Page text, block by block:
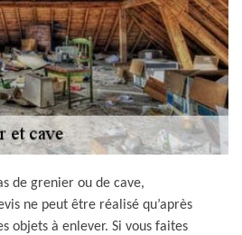
de grenier ou de cave,
ne peut être réalisé qu’après
objets à enlever. Si vous faites